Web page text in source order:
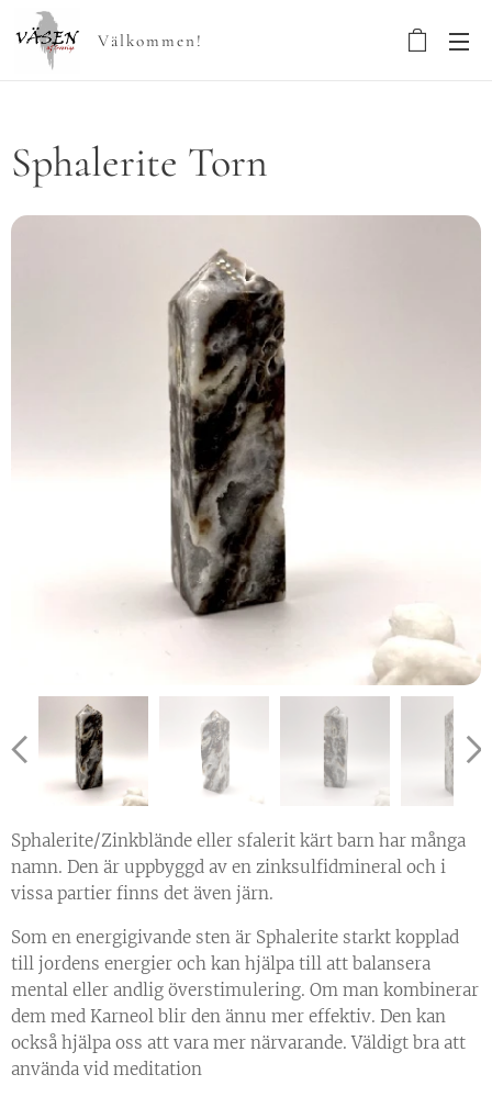
Välkommen!
Sphalerite Torn
Sphalerite/Zinkblände eller sfalerit kärt barn har många
namn. Den är uppbyggd av en zinksulfidmineral och i
vissa partier finns det även järn.
Som en energigivande sten är Sphalerite starkt kopplad
till jordens energier och kan hjälpa till att balansera
mental eller andlig överstimulering. Om man kombinerar
dem med Karneol blir den ännu mer effektiv. Den kan
också hjälpa oss att vara mer närvarande. Väldigt bra att
använda vid meditation